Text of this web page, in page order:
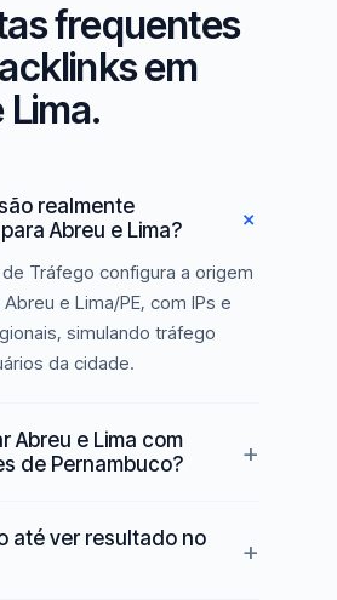
frequentes
em
realmente
Abreu e Lima?
Tráfego configura a origem
e Lima/PE, com IPs e
simulando tráfego
da cidade.
Abreu e Lima com
de Pernambuco?
até ver resultado no